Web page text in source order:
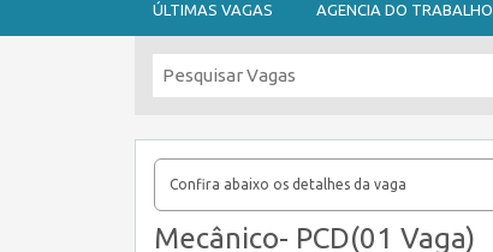
ÚLTIMAS VAGAS AGENCIA DO TRABALHO
Confira abaixo os detalhes da vaga
Mecânico- PCD(01 Vaga)